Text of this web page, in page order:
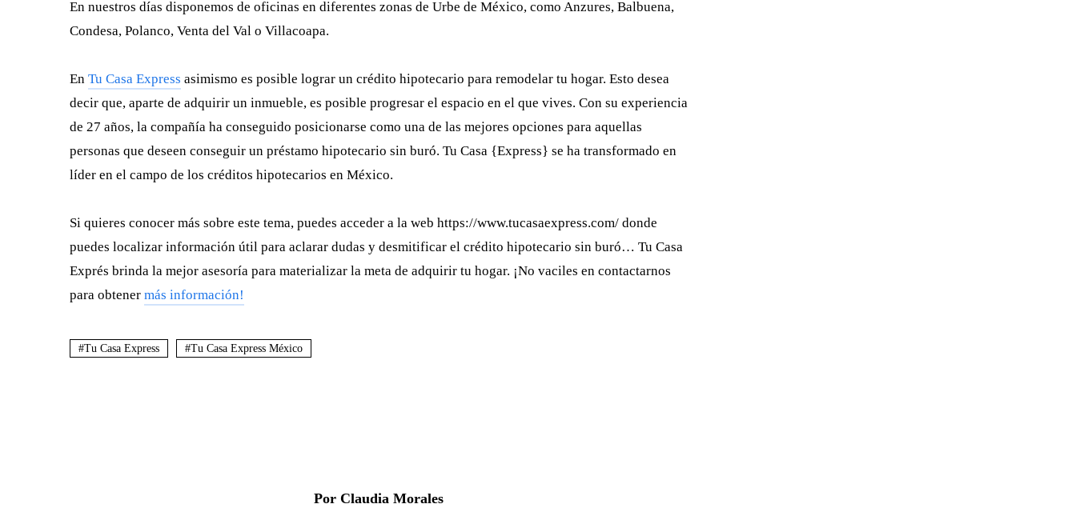
En nuestros días disponemos de oficinas en diferentes zonas de Urbe de México, como Anzures, Balbuena,
Condesa, Polanco, Venta del Val o Villacoapa.
En Tu Casa Express asimismo es posible lograr un crédito hipotecario para remodelar tu hogar. Esto desea
decir que, aparte de adquirir un inmueble, es posible progresar el espacio en el que vives. Con su experiencia
de 27 años, la compañía ha conseguido posicionarse como una de las mejores opciones para aquellas
personas que deseen conseguir un préstamo hipotecario sin buró. Tu Casa {Express} se ha transformado en
líder en el campo de los créditos hipotecarios en México.
Si quieres conocer más sobre este tema, puedes acceder a la web https://www.tucasaexpress.com/ donde
puedes localizar información útil para aclarar dudas y desmitificar el crédito hipotecario sin buró… Tu Casa
Exprés brinda la mejor asesoría para materializar la meta de adquirir tu hogar. ¡No vaciles en contactarnos
para obtener más información!
Tu Casa Express Tu Casa Express México
Por Claudia Morales